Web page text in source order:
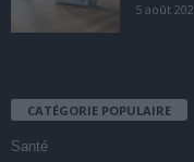
5 août
CATÉGORIE POPULAIRE
Santé